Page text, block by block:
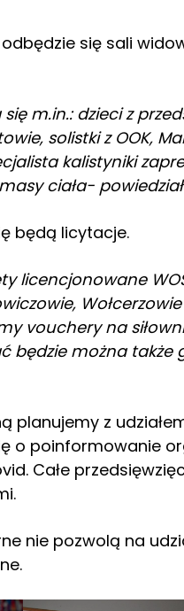
się sali
m.in.: dzieci z
solistki z OOK,
kalistyniki
ciała-
będą licytacje.
licencjonowane
vouchery na
będzie można także
planujemy z
o poinformowanie
Całe
nie pozwolą na